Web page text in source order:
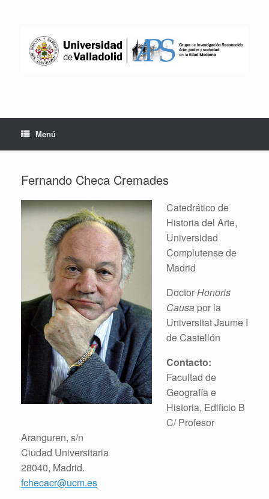
Menú
Fernando Checa Cremades
Catedrático de
Historia del Arte,
Universidad
Complutense de
Madrid
DoctorHonoris
Causa por la
Universitat Jaume I
de Castellón
Contacto:
Facultad de
Geografía e
Historia, Edificio B
C/ Profesor
Aranguren, s/n
Ciudad Universitaria
28040, Madrid.
fchecacr@ucm.es